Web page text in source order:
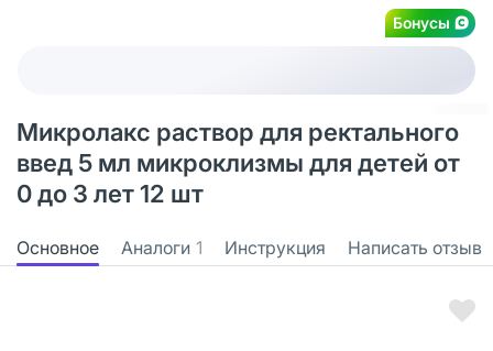
Бонусы
Микролакс раствор для ректального
введ 5 мл микроклизмы для детей от
0 до 3 лет 12 шт
Основное Аналоги 1 Инструкция Написать отзыв